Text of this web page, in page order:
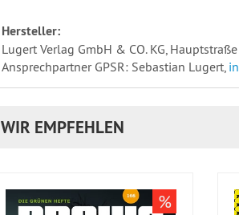
Hersteller:
Lugert Verlag GmbH & CO. KG,
Ansprechpartner GPSR: Sebastian Lugert,
WIR EMPFEHLEN
%